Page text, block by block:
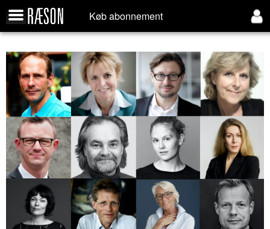
Køb abonnement